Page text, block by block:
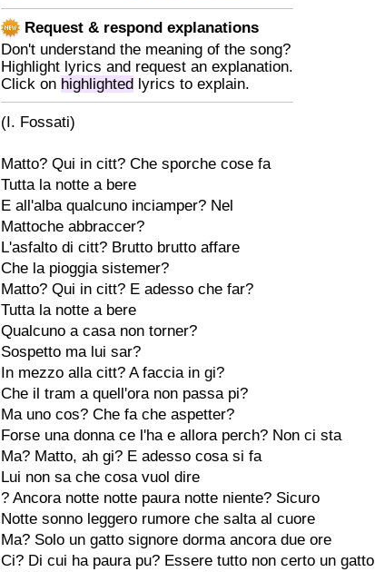
Request & respond explanations
Don't understand the meaning of the song?
Highlight lyrics and request an explanation.
Click on highlighted lyrics to explain.
(I. Fossati)
Matto? Qui in citt? Che sporche cose fa
Tutta la notte a bere
E all'alba qualcuno inciamper? Nel
Mattoche abbraccer?
L'asfalto di citt? Brutto brutto affare
Che la pioggia sistemer?
Matto? Qui in citt? E adesso che far?
Tutta la notte a bere
Qualcuno a casa non torner?
Sospetto ma lui sar?
In mezzo alla citt? A faccia in gi?
Che il tram a quell'ora non passa pi?
Ma uno cos? Che fa che aspetter?
Forse una donna ce l'ha e allora perch? Non ci sta
Ma? Matto, ah gi? E adesso cosa si fa
Lui non sa che cosa vuol dire
? Ancora notte notte paura notte niente? Sicuro
Notte sonno leggero rumore che salta al cuore
Ma? Solo un gatto signore dorma ancora due ore
Ci? Di cui ha paura pu? Essere tutto non certo un gatto